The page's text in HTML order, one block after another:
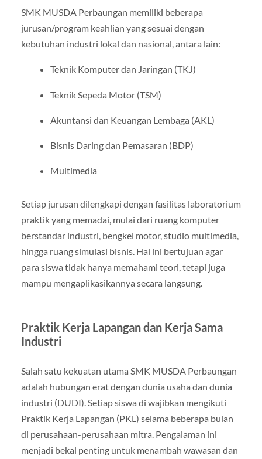
SMK MUSDA Perbaungan memiliki beberapa
jurusan/program keahlian yang sesuai dengan
kebutuhan industri lokal dan nasional, antara lain:
Teknik Komputer dan Jaringan (TKJ)
Teknik Sepeda Motor (TSM)
Akuntansi dan Keuangan Lembaga (AKL)
Bisnis Daring dan Pemasaran (BDP)
Multimedia
Setiap jurusan dilengkapi dengan fasilitas laboratorium
praktik yang memadai, mulai dari ruang komputer
berstandar industri, bengkel motor, studio multimedia,
hingga ruang simulasi bisnis. Hal ini bertujuan agar
para siswa tidak hanya memahami teori, tetapi juga
mampu mengaplikasikannya secara langsung.
Praktik Kerja Lapangan dan Kerja Sama
Industri
Salah satu kekuatan utama SMK MUSDA Perbaungan
adalah hubungan erat dengan dunia usaha dan dunia
industri (DUDI). Setiap siswa di wajibkan mengikuti
Praktik Kerja Lapangan (PKL) selama beberapa bulan
di perusahaan-perusahaan mitra. Pengalaman ini
menjadi bekal penting untuk menambah wawasan dan